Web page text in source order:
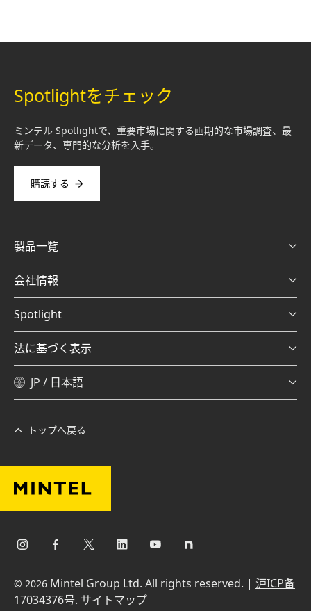
Spotlightをチェック
ミンテル Spotlightで、重要市場に関する画期的な市場調査、最
新データ、専門的な分析を入手。
購読する
製品一覧
会社情報
Spotlight
法に基づく表示
JP / 日本語
トップへ戻る
© 2026 Mintel Group Ltd. All rights reserved. | 沪ICP备
17034376号. サイトマップ